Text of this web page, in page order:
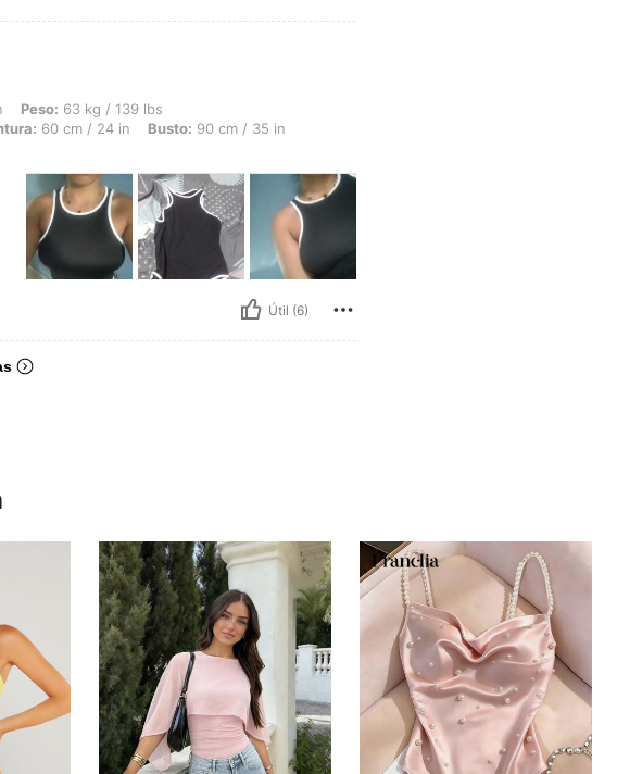
/ 139 lbs, Forma del cuerpo: Reloj de arena, Caderas: 90 cm / 35 in, Cintura: 60 cm / 24 in, Busto:
Peso: 63 kg / 139 lbs
60 cm / 24 in Busto: 90 cm / 35 in
Útil (6)